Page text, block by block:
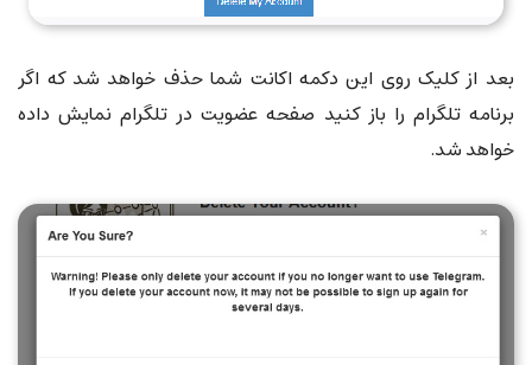
بعد از کلیک روی این دکمه اکانت شما حذف خواهد شد که اگر
برنامه تلگرام را باز کنید صفحه عضویت در تلگرام نمایش داده
خواهد شد.